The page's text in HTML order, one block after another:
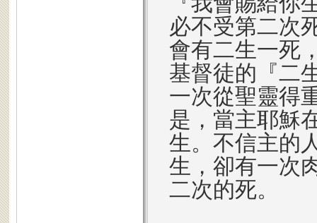
必不受第二次
會有二生一死
基督徒的『二
一次從聖靈得
是，當主耶穌
生。不信主的
生，卻有一次
二次的死。